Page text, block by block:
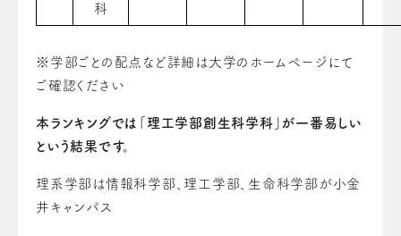
科
※学部ごとの配点など詳細は大学のホームページにて
ご確認ください
本ランキングでは「理工学部創生科学科」が一番易しい
という結果です。
理系学部は情報科学部、理工学部、生命科学部が小金
井キャンパス